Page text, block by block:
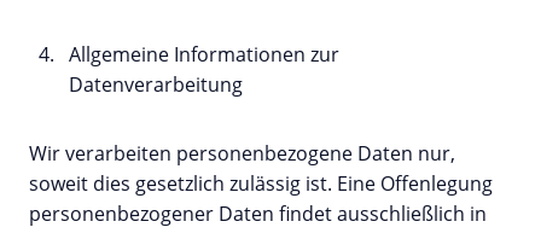
Allgemeine Informationen zur
Datenverarbeitung
Wir verarbeiten personenbezogene Daten nur,
soweit dies gesetzlich zulässig ist. Eine Offenlegung
personenbezogener Daten findet ausschließlich in